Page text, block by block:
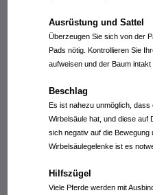
Ausrüstung und Sattel
Überzeugen Sie sich von der
Pads nötig. Kontrollieren Sie
aufweisen und der Baum
Beschlag
Es ist nahezu unmöglich,
Wirbelsäule hat, und diese auf
sich negativ auf die
Wirbelsäulegelenke ist es
Hilfszügel
Viele Pferde werden mit